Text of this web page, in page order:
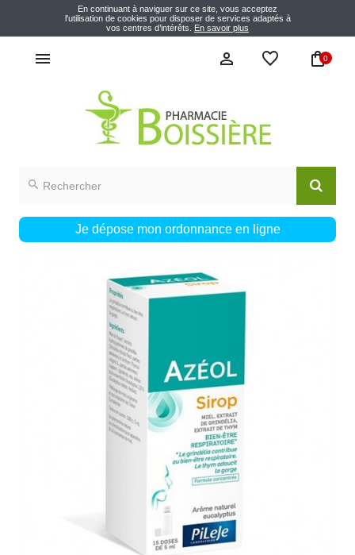
En continuant à naviguer sur ce site, vous acceptez
l'utilisation de cookies pour disposer de services adaptés à
vos centres d’intérêts. En savoir plus
0
Je dépose mon ordonnance en ligne